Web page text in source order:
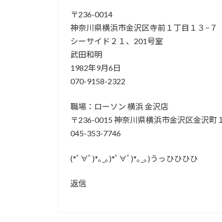
〒236-0014
神奈川県横浜市金沢区寺前１丁目１３−７
シーサイド２１、201号室
武田和明
1982年9月6日
070-9158-2322
職場：ローソン 横浜 金沢店
〒236-0015 神奈川県横浜市金沢区金沢町
045-353-7746
(*ﾟ∀ﾟ)*｡_｡)*ﾟ∀ﾟ)*｡_｡)うっひひひひ
返信